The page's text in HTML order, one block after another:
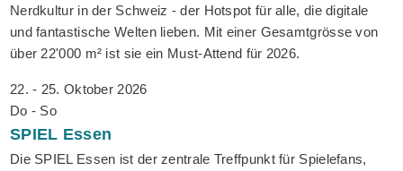
Nerdkultur in der Schweiz - der Hotspot für alle, die digitale
und fantastische Welten lieben. Mit einer Gesamtgrösse von
über 22'000 m² ist sie ein Must-Attend für 2026.
22. - 25. Oktober 2026
Do - So
SPIEL Essen
Die SPIEL Essen ist der zentrale Treffpunkt für Spielefans,